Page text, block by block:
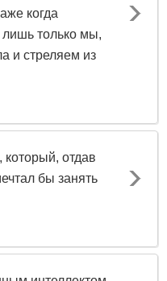
когда
лишь только мы,
и стреляем из
который, отдав
бы занять